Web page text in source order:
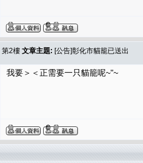
第2樓 文章主題: [公告]彰化市貓籠已送出
我要＞＜正需要一只貓籠呢~"~